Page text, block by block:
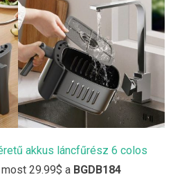
akkus láncfűrész 6 colos
most 29.99$ a BGDB184